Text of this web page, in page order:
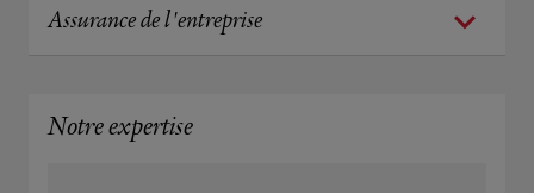
Assurance de l'entreprise
Notre expertise